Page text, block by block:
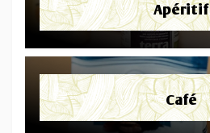
Apéritif
Café